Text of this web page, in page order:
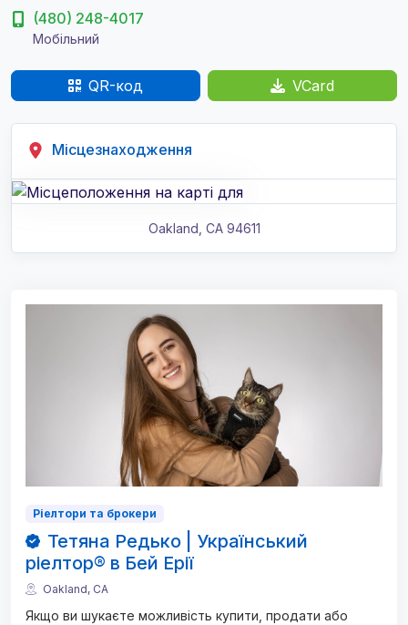
(480) 248-4017
Мобільний
QR-код VCard
Місцезнаходження
Oakland CA 94611
Ріелтори та брокери
Тетяна Редько | Український
ріелтор® в Бей Ерії
Oakland, CA
Якщо ви шукаєте можливість купити, продати або